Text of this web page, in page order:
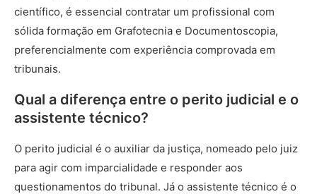
científico, é essencial contratar um profissional com
sólida formação em Grafotecnia e Documentoscopia,
preferencialmente com experiência comprovada em
tribunais.
Qual a diferença entre o perito judicial e o
assistente técnico?
O perito judicial é o auxiliar da justiça, nomeado pelo juiz
para agir com imparcialidade e responder aos
questionamentos do tribunal. Já o assistente técnico é o